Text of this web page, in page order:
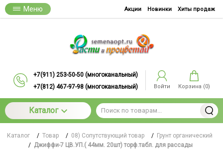
Меню Акции Новинки Хиты продаж
+7(911) 253-50-50 (многоканальный)
+7(812) 467-97-98 (многоканальный)
Войти Корзина (0)
Каталог
Каталог / Товар / 08) Сопутствующий товар / Грунт органический
/ Джиффи-7 ЦВ.УП.( 44мм. 20шт) торф.табл. для рассады